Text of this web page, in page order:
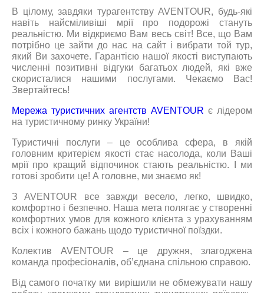
В цілому, завдяки турагентству AVENTOUR, будь-які
навіть найсміливіші мрії про подорожі стануть
реальністю. Ми відкриємо Вам весь світ! Все, що Вам
потрібно це зайти до нас на сайт і вибрати той тур,
який Ви захочете. Гарантією нашої якості виступають
численні позитивні відгуки багатьох людей, які вже
скористалися нашими послугами. Чекаємо Вас!
Звертайтесь!
Мережа туристичних агентств AVENTOUR є лідером
на туристичному ринку України!
Туристичні послуги – це особлива сфера, в якій
головним критерієм якості стає насолода, коли Ваші
мрії про кращий відпочинок стають реальністю. І ми
готові зробити це! А головне, ми знаємо як!
З AVENTOUR все завжди весело, легко, швидко,
комфортно і безпечно. Наша мета полягає у створенні
комфортних умов для кожного клієнта з урахуванням
всіх і кожного бажань щодо туристичної поїздки.
Колектив AVENTOUR – це дружня, злагоджена
команда професіоналів, об’єднана спільною справою.
Від самого початку ми вирішили не обмежувати нашу